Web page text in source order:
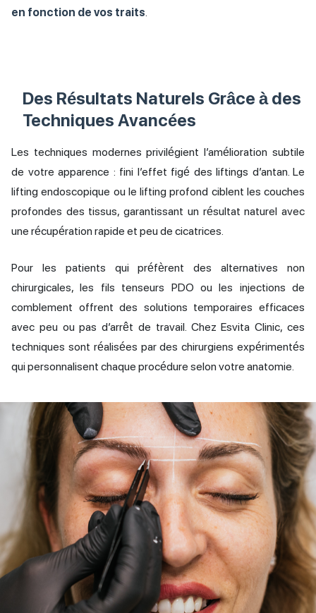
en fonction de vos traits
Des Résultats Naturels Grâce à des
Techniques Avancées
Les techniques modernes privilégient l’amélioration subtile
de votre apparence : fini l’effet figé des liftings d’antan. Le
lifting endoscopique ou le lifting profond ciblent les couches
profondes des tissus, garantissant un résultat naturel avec
une récupération rapide et peu de cicatrices.
Pour les patients qui préfèrent des alternatives non
chirurgicales, les fils tenseurs PDO ou les injections de
comblement offrent des solutions temporaires efficaces
avec peu ou pas d’arrêt de travail. Chez Esvita Clinic, ces
techniques sont réalisées par des chirurgiens expérimentés
qui personnalisent chaque procédure selon votre anatomie.